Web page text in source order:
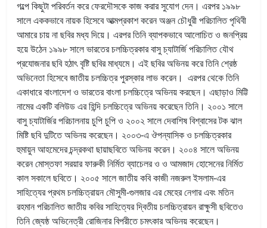
গল্পে কিছুটা পরিবর্তন করে ফেরদৌসকে কাজ করার সুযোগ দেন। এরপর ১৯৯৮
সালে এককভাবে নায়ক হিসেবে আত্মপ্রকাশ করেন অঞ্জন চৌধুরী পরিচালিত পৃথিবী
আমারে চায় না ছবির মধ্য দিয়ে। এরপর তিনি ব্যাপকভাবে আলোচিত ও জনপ্রিয়
হয়ে উঠেন ১৯৯৮ সালে ভারতের চলচ্চিত্রকার বাসু চ্যাটার্জি পরিচালিত যৌথ
প্রযোজনার ছবি হঠাৎ বৃষ্টি ছবির মাধ্যমে। এই ছবির অভিনয় করে তিনি শ্রেষ্ঠ
অভিনেতা হিসেবে জাতীয় চলচ্চিত্র পুরস্কার লাভ করেন। এরপর থেকে তিনি
একাধারে বাংলাদেশ ও ভারতের বাংলা চলচ্চিত্রে অভিনয় করছেন। এছাড়াও মিট্টি
নামের একটি বলিউড এর হিন্দি চলচ্চিত্রে অভিনয় করেছেন তিনি। ২০০১ সালে
বাসু চ্যাটার্জির পরিচালনায় চুপি চুপি ও ২০০২ সালে দেবাশিষ বিশ্বাসের টক ঝাল
মিষ্টি ছবি দুটিতে অভিনয় করেছেন। ২০০৩-এ ঔপন্যাসিক ও চলচ্চিত্রকার
হুমায়ুন আহমেদের চন্দ্রকথা ছায়াছবিতে অভিনয় করেন। ২০০৪ সালে অভিনয়
করেন মোস্তফা সরয়ার ফারুকী নির্মিত ব্যাচেলর ও ও আমজাদ হোসেনের নির্মিত
কাল সকালে ছবিতে। ২০০৫ সালে জাতীয় কবি কাজী নজরুল ইসলাম-এর
সাহিত্যের প্রথম চলচ্চিত্রায়ন মৌসুমী-গুলজার এর মেহের নেগার এবং মতিন
রহমান পরিচালিত জাতীয় কবির সাহিত্যের দ্বিতীয় চলচ্চিত্রায়ন রাক্ষুসী ছবিতেও
তিনি জ্যেষ্ঠ অভিনেত্রী রোজিনার বিপরীতে চমৎকার অভিনয় করেছেন।